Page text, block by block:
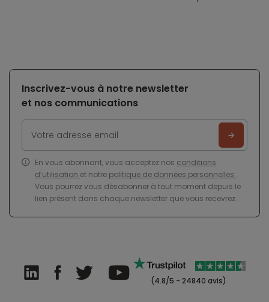
Inscrivez-vous à notre newsletter
et nos communications
En vous abonnant, vous acceptez nos conditions
d’utilisation et notre politique de données personnelles .
Vous pourrez vous désabonner à tout moment depuis le
lien présent dans chaque newsletter que vous recevrez.
(4.8/5 - 24840 avis)